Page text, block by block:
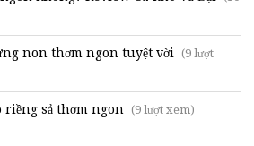
non thơm ngon tuyệt vời (9 lượt
riềng sả thơm ngon (9 lượt xem)